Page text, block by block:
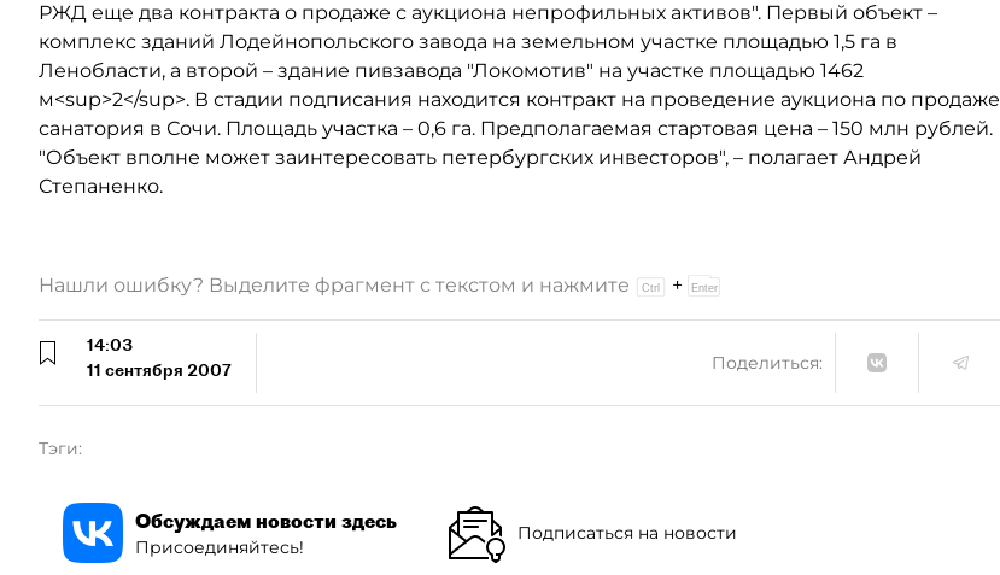
РЖД еще два контракта о продаже с аукциона непрофильных активов". Первый объект –
комплекс зданий Лодейнопольского завода на земельном участке площадью 1,5 га в
Ленобласти, а второй – здание пивзавода "Локомотив" на участке площадью 1462
м<sup>2</sup>. В стадии подписания находится контракт на проведение аукциона по продаже
санатория в Сочи. Площадь участка – 0,6 га. Предполагаемая стартовая цена – 150 млн рублей.
"Объект вполне может заинтересовать петербургских инвесторов", – полагает Андрей
Степаненко.
Нашли ошибку? Выделите фрагмент с текстом и нажмите +
14:03
11 сентября 2007
Поделиться:
Тэги:
Обсуждаем новости здесь
Присоединяйтесь!
Подписаться на новости